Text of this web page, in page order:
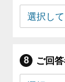
ご回